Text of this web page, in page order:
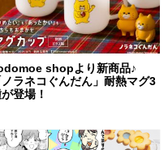
shopより新商品♪
ノラネコぐんだん」耐熱マグ3
登場！